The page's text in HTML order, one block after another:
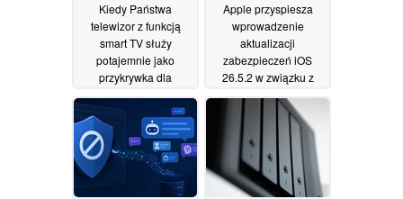
Kiedy Państwa
telewizor z funkcją
smart TV służy
potajemnie jako
przykrywka dla
07/07/2026
Apple przyspiesza
wprowadzenie
aktualizacji
zabezpieczeń iOS
26.5.2 w związku z
związanym ze
sztuczną inteligencją
02/07/2026